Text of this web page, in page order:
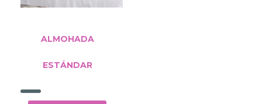
ALMOHADA
ESTÁNDAR